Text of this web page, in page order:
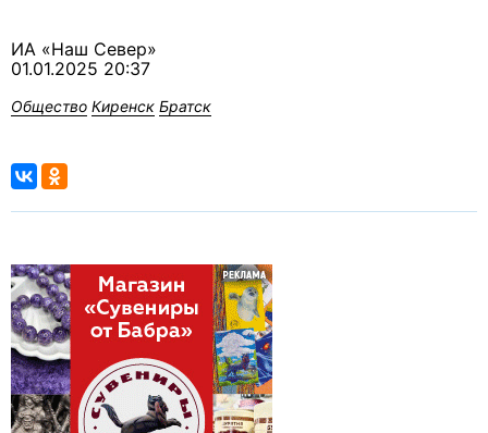
ИА «Наш Север»
01.01.2025 20:37
Общество Киренск Братск